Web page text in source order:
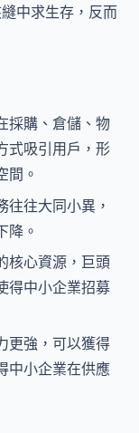
中求生存，反而
採購、倉儲、物
式吸引用戶，形
間。
往往大同小異，
降。
核心資源，巨頭
得中小企業招募
更強，可以獲得
中小企業在供應